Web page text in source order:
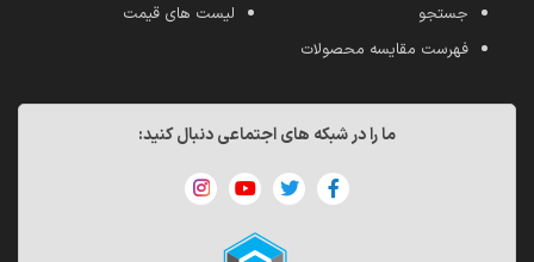
جستجو
فهرست مقایسه محصولات
لیست های قیمت
ما را در شبکه های اجتماعی دنبال کنید: